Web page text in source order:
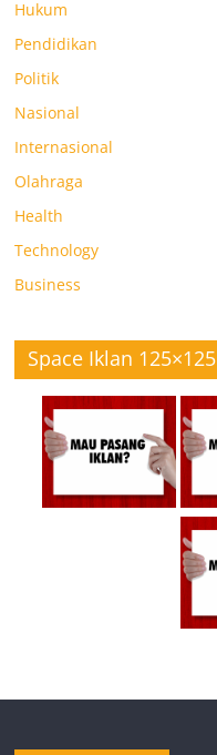
Hukum
Pendidikan
Politik
Nasional
Internasional
Olahraga
Health
Technology
Business
Space Iklan 125×125